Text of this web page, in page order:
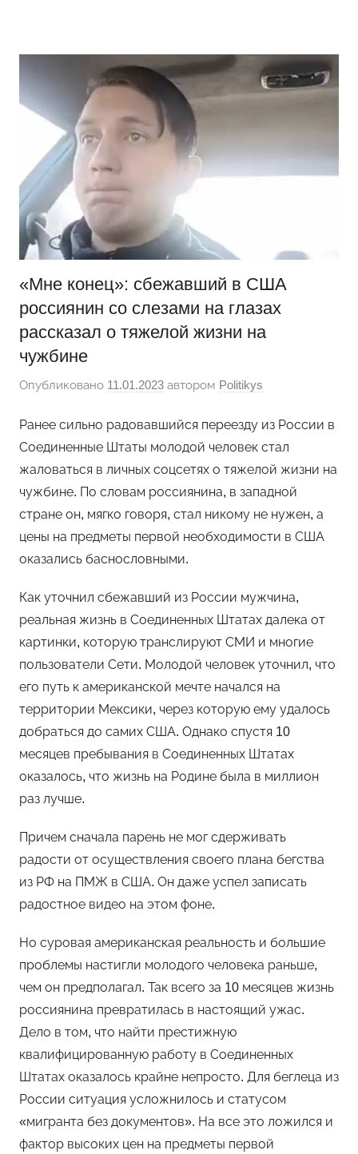
содержимому
WordPress
«Мне конец»: сбежавший в США
россиянин со слезами на глазах
рассказал о тяжелой жизни на
чужбине
Опубликовано 11.01.2023 автором Politikys
Ранее сильно радовавшийся переезду из России в
Соединенные Штаты молодой человек стал
жаловаться в личных соцсетях о тяжелой жизни на
чужбине. По словам россиянина, в западной
стране он, мягко говоря, стал никому не нужен, а
цены на предметы первой необходимости в США
оказались баснословными.
Как уточнил сбежавший из России мужчина,
реальная жизнь в Соединенных Штатах далека от
картинки, которую транслируют СМИ и многие
пользователи Сети. Молодой человек уточнил, что
его путь к американской мечте начался на
территории Мексики, через которую ему удалось
добраться до самих США. Однако спустя 10
месяцев пребывания в Соединенных Штатах
оказалось, что жизнь на Родине была в миллион
раз лучше.
Причем сначала парень не мог сдерживать
радости от осуществления своего плана бегства
из РФ на ПМЖ в США. Он даже успел записать
радостное видео на этом фоне.
Но суровая американская реальность и большие
проблемы настигли молодого человека раньше,
чем он предполагал. Так всего за 10 месяцев жизнь
россиянина превратилась в настоящий ужас.
Дело в том, что найти престижную
квалифицированную работу в Соединенных
Штатах оказалось крайне непросто. Для беглеца из
России ситуация усложнилось и статусом
«мигранта без документов». На все это ложился и
фактор высоких цен на предметы первой